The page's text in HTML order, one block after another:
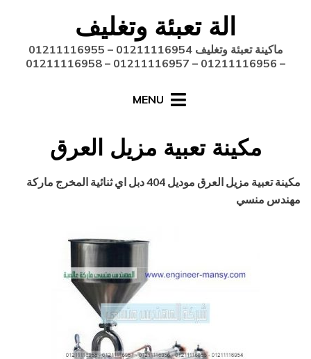
content
الة تعبئة وتغليف
ماكينة تعبئة وتغليف 01211116954 – 01211116955
– 01211116956 – 01211116957 – 01211116958
MENU
مكينة تعبية مزيل العرق
on
مكينة تعبية مزيل العرق
موديل 404 دبل اي ثنائية المخرج ماركة
مهندس منسي